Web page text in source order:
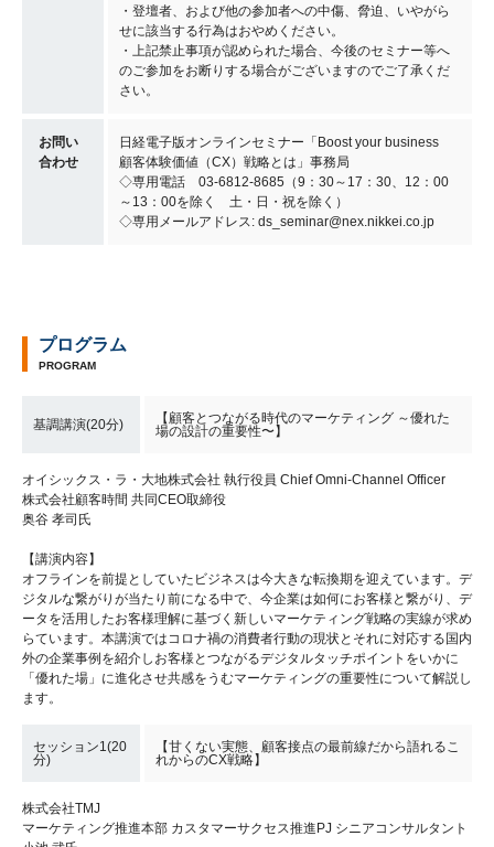
・登壇者、および他の参加者への中傷、脅迫、いやがら
せに該当する行為はおやめください。
・上記禁止事項が認められた場合、今後のセミナー等へ
のご参加をお断りする場合がございますのでご了承くだ
さい。
お問い
合わせ
日経電子版オンラインセミナー「Boost your business
顧客体験価値（CX）戦略とは」事務局
◇専用電話 03-6812-8685（9：30～17：30、12：00
～13：00を除く 土・日・祝を除く）
◇専用メールアドレス: ds_seminar@nex.nikkei.co.jp
プログラム
PROGRAM
基調講演(20分)
【顧客とつながる時代のマーケティング ～優れた
場の設計の重要性〜】
オイシックス・ラ・大地株式会社 執行役員 Chief Omni-Channel Officer
株式会社顧客時間 共同CEO取締役
奥谷 孝司氏
【講演内容】
オフラインを前提としていたビジネスは今大きな転換期を迎えています。デ
ジタルな繋がりが当たり前になる中で、今企業は如何にお客様と繋がり、デ
ータを活用したお客様理解に基づく新しいマーケティング戦略の実線が求め
らています。本講演ではコロナ禍の消費者行動の現状とそれに対応する国内
外の企業事例を紹介しお客様とつながるデジタルタッチポイントをいかに
「優れた場」に進化させ共感をうむマーケティングの重要性について解説し
ます。
セッション1(20
分)
【甘くない実態、顧客接点の最前線だから語れるこ
れからのCX戦略】
株式会社TMJ
マーケティング推進本部 カスタマーサクセス推進PJ シニアコンサルタント